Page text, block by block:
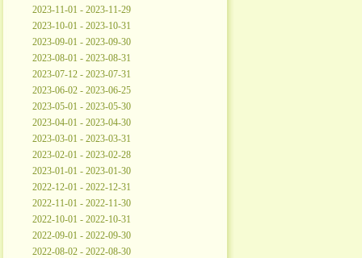
2023-11-01 - 2023-11-29
2023-10-01 - 2023-10-31
2023-09-01 - 2023-09-30
2023-08-01 - 2023-08-31
2023-07-12 - 2023-07-31
2023-06-02 - 2023-06-25
2023-05-01 - 2023-05-30
2023-04-01 - 2023-04-30
2023-03-01 - 2023-03-31
2023-02-01 - 2023-02-28
2023-01-01 - 2023-01-30
2022-12-01 - 2022-12-31
2022-11-01 - 2022-11-30
2022-10-01 - 2022-10-31
2022-09-01 - 2022-09-30
2022-08-02 - 2022-08-30